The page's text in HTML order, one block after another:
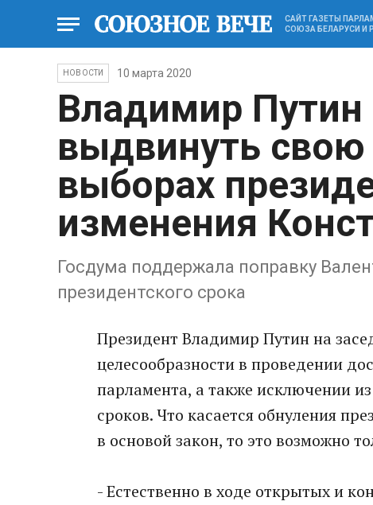
САЙТ ГАЗЕТЫ
СОЮЗА БЕЛАРУСИ И
НОВОСТИ 10 марта 2020
Владимир
выдвинуть свою
выборах
изменения
Госдума поддержала поправку
президентского срока
Президент Владимир Путин на
целесообразности в проведении
парламента, а также исключении
сроков. Что касается обнуления
в основой закон, то это возможно
- Естественно в ходе открытых и